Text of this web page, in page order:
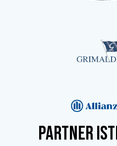
partner